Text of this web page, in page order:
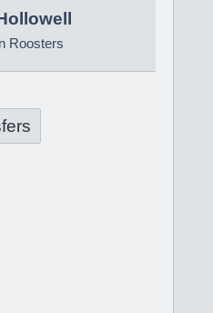
Roosters